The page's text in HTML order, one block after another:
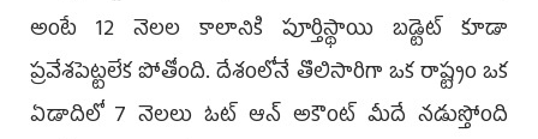
అంటే 12 నెలల కాలానికి పూర్తిస్థాయి బడ్టెట్‌ కూడా
ప్రవేశపెట్టలేక పోతోంది. దేశంలోనే తొలిసారిగా ఒక రాష్ట్రం ఒక
ఏడాదిలో 7 నెలలు ఓట్‌ ఆన్ అకౌంట్‌ మీదే నడుస్తోంది